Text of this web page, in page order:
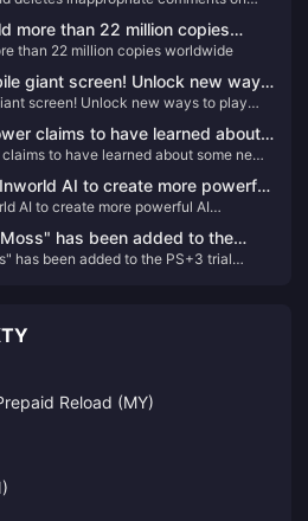
more than 22 million copies
than 22 million copies worldwide
giant screen! Unlock new ways
in-depth experience with
glasses
screen! Unlock new ways to play
claims to have learned about
"Battlefield" game, and relevant
in the future.
to have learned about some news
AI to create more powerful
Xbox
AI to create more powerful AI
has been added to the
can try it for half an hour for
has been added to the PS+3 trial
Reload (MY)